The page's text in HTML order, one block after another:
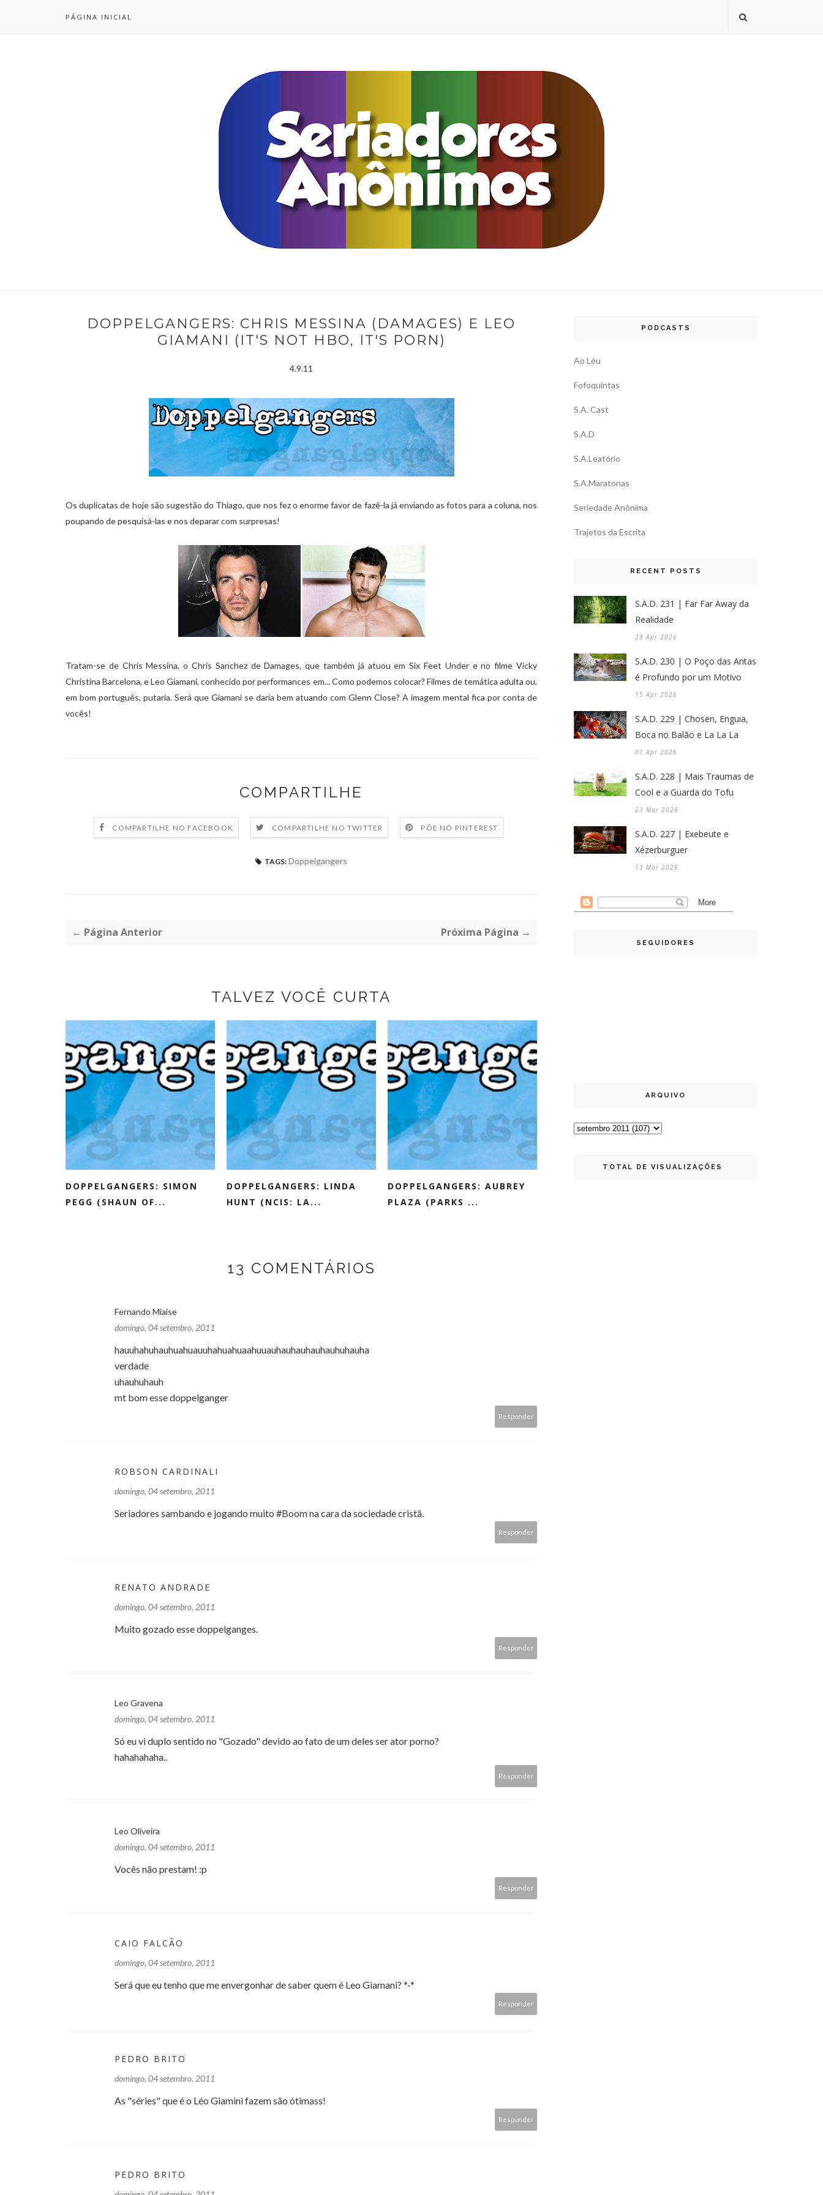
PÁGINA INICIAL
DOPPELGANGERS: CHRIS MESSINA (DAMAGES) E LEO
GIAMANI (IT'S NOT HBO, IT'S PORN)
4.9.11
Os duplicatas de hoje são sugestão do Thiago, que nos fez o enorme favor de fazê-la já enviando as fotos para a coluna, nos
poupando de pesquisá-las e nos deparar com surpresas!
Tratam-se de Chris Messina, o Chris Sanchez de Damages, que também já atuou em Six Feet Under e no filme Vicky
Christina Barcelona, e Leo Giamani, conhecido por performances em... Como podemos colocar? Filmes de temática adulta ou,
em bom português, putaria. Será que Giamani se daria bem atuando com Glenn Close? A imagem mental fica por conta de
vocês!
COMPARTILHE
COMPARTILHE NO FACEBOOK COMPARTILHE NO TWITTER PÕE NO PINTEREST
TAGS: Doppelgangers
← Página Anterior Próxima Página →
TALVEZ VOCÊ CURTA
DOPPELGANGERS: SIMON
PEGG (SHAUN OF...
DOPPELGANGERS: LINDA
HUNT (NCIS: LA...
DOPPELGANGERS: AUBREY
PLAZA (PARKS ...
13 COMENTÁRIOS
Fernando Miaise
domingo, 04 setembro, 2011
hauuhahuhauhuahuauuhahuahuaahuuauhauhauhauhauhuhauha
verdade
uhauhuhauh
mt bom esse doppelganger
Responder
ROBSON CARDINALI
domingo, 04 setembro, 2011
Seriadores sambando e jogando muito #Boom na cara da sociedade cristã.
Responder
RENATO ANDRADE
domingo, 04 setembro, 2011
Muito gozado esse doppelganges.
Responder
Leo Gravena
domingo, 04 setembro, 2011
Só eu vi duplo sentido no "Gozado" devido ao fato de um deles ser ator porno?
hahahahaha..
Responder
Leo Oliveira
domingo, 04 setembro, 2011
Vocês não prestam! :p
Responder
CAIO FALCÃO
domingo, 04 setembro, 2011
Será que eu tenho que me envergonhar de saber quem é Leo Giamani? *-*
Responder
PEDRO BRITO
domingo, 04 setembro, 2011
As "séries" que é o Léo Giamini fazem são ótimass!
Responder
PEDRO BRITO
PODCASTS
Ao Léu
Fofoquintas
S.A. Cast
S.A.D
S.A.Leatório
S.A.Maratonas
Seriedade Anônima
Trajetos da Escrita
RECENT POSTS
S.A.D. 231 | Far Far Away da
Realidade
29 Apr 2026
S.A.D. 230 | O Poço das Antas
é Profundo por um Motivo
15 Apr 2026
S.A.D. 229 | Chosen, Enguia,
Boca no Balão e La La La
01 Apr 2026
S.A.D. 228 | Mais Traumas de
Cool e a Guarda do Tofu
23 Mar 2026
S.A.D. 227 | Exebeute e
Xézerburguer
13 Mar 2026
SEGUIDORES
ARQUIVO
TOTAL DE VISUALIZAÇÕES